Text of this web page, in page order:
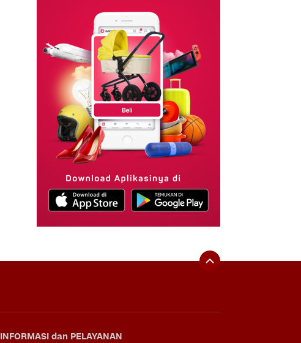
INFORMASI dan PELAYANAN